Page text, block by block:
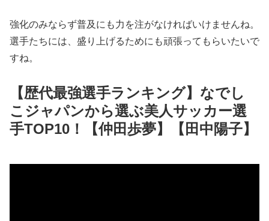
強化のみならず普及にも力を注がなければいけませんね。
選手たちには、盛り上げるためにも頑張ってもらいたいで
すね。
【歴代最強選手ランキング】なでし
こジャパンから選ぶ美人サッカー選
手TOP10！【仲田歩夢】【田中陽子】